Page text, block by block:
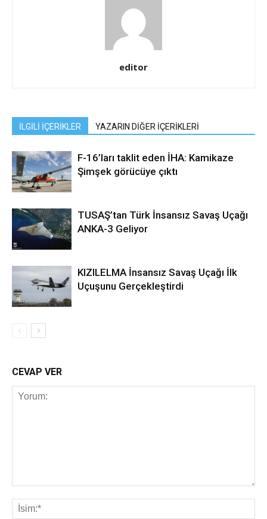
editor
İLGİLİ İÇERİKLER YAZARIN DİĞER İÇERİKLERİ
F-16’ları taklit eden İHA: Kamikaze
Şimşek görücüye çıktı
TUSAŞ’tan Türk İnsansız Savaş Uçağı
ANKA-3 Geliyor
KIZILELMA İnsansız Savaş Uçağı İlk
Uçuşunu Gerçekleştirdi
CEVAP VER